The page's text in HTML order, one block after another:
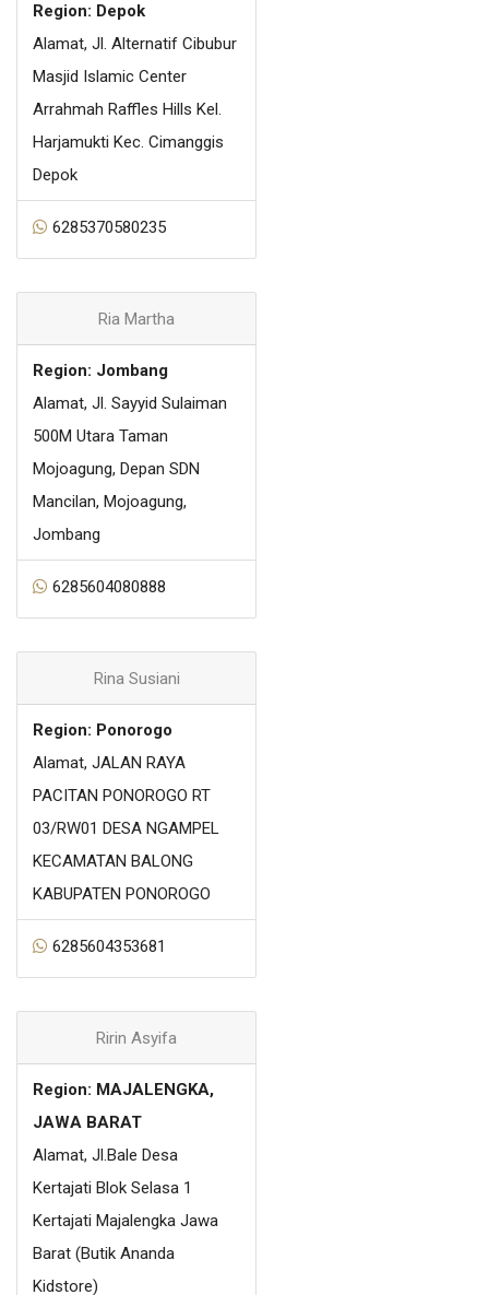
Region: Depok
Alamat, Jl. Alternatif Cibubur
Masjid Islamic Center
Arrahmah Raffles Hills Kel.
Harjamukti Kec. Cimanggis
Depok
6285370580235
Ria Martha
Region: Jombang
Alamat, Jl. Sayyid Sulaiman
500M Utara Taman
Mojoagung, Depan SDN
Mancilan, Mojoagung,
Jombang
6285604080888
Rina Susiani
Region: Ponorogo
Alamat, JALAN RAYA
PACITAN PONOROGO RT
03/RW01 DESA NGAMPEL
KECAMATAN BALONG
KABUPATEN PONOROGO
6285604353681
Ririn Asyifa
Region: MAJALENGKA,
JAWA BARAT
Alamat, Jl.Bale Desa
Kertajati Blok Selasa 1
Kertajati Majalengka Jawa
Barat (Butik Ananda
Kidstore)